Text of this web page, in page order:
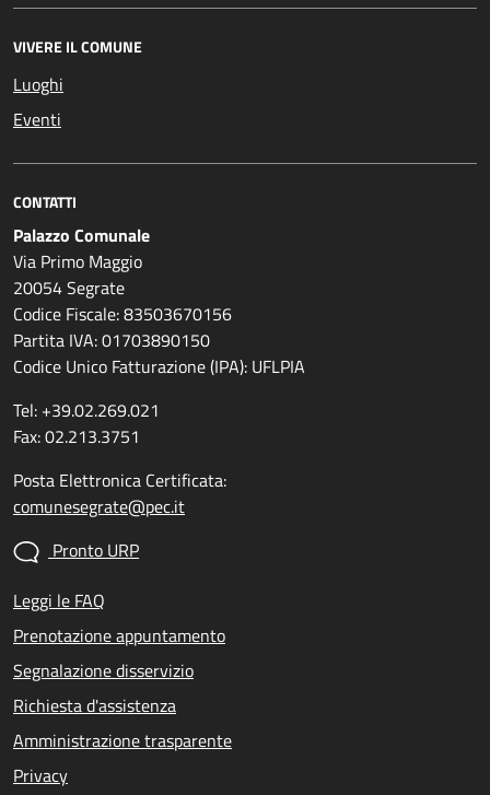
VIVERE IL COMUNE
Luoghi
Eventi
CONTATTI
Palazzo Comunale
Via Primo Maggio
20054 Segrate
Codice Fiscale: 83503670156
Partita IVA: 01703890150
Codice Unico Fatturazione (IPA): UFLPIA
Tel: +39.02.269.021
Fax: 02.213.3751
Posta Elettronica Certificata:
comunesegrate@pec.it
Pronto URP
Leggi le FAQ
Prenotazione appuntamento
Segnalazione disservizio
Richiesta d'assistenza
Amministrazione trasparente
Privacy